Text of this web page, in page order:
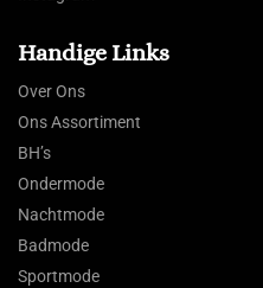
Handige Links
Over Ons
Ons Assortiment
BH’s
Ondermode
Nachtmode
Badmode
Sportmode